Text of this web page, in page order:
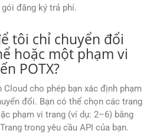
đăng ký trả phí.
tôi chỉ chuyển đổi
hoặc một phạm vi
POTX?
Cloud cho phép bạn xác định phạm
đổi. Bạn có thể chọn các trang
phạm vi trang (ví dụ: 2–6) bằng
trong yêu cầu API của bạn.